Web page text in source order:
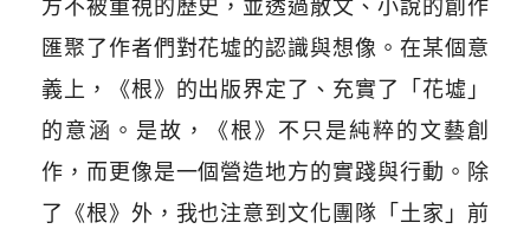
方不被重視的歷史，並透過散文、小說的創作
匯聚了作者們對花墟的認識與想像。在某個意
義上，《根》的出版界定了、充實了「花墟」
的意涵。是故，《根》不只是純粹的文藝創
作，而更像是一個營造地方的實踐與行動。除
了《根》外，我也注意到文化團隊「土家」前